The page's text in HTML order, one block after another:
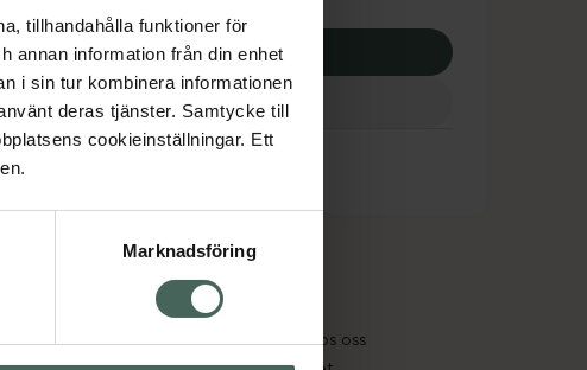
tillhandahålla funktioner för
annan information från din enhet
i sin tur kombinera informationen
deras tjänster. Samtycke till
cookieinställningar. Ett
Marknadsföring
Köp via ditt recept
Om recept och läkemedel
Jobba hos oss